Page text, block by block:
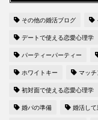
その他の婚活ブログ
デートで使える恋愛心理学
パーティーパーティー
ホワイトキー マッチ
初対面で使える恋愛心理学
婚パの準備 婚活して